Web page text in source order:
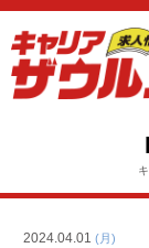
2024.04.01 (月)